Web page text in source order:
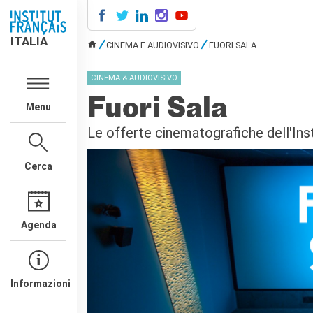
ITALIA
Menu
Cerca
Agenda
Informazioni
ITALIA
AGENDA
CERTIFICAZIONI
UFFICIALI DI LINGUA
FRANCESE
Test (TCF, TEF)
SCUOLA E FORMAZIONE
Contatti
Didattica
Mobilità
Riconoscimento diplomi
CINEMA E AUDIOVISIVO FUORI SALA
CINEMA & AUDIOVISIVO
Fuori Sala
Le offerte cinematografiche